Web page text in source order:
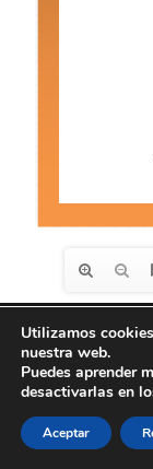
Diseño de
Utilizamos
nuestra web.
Puedes aprender
desactivarlas en
Aceptar